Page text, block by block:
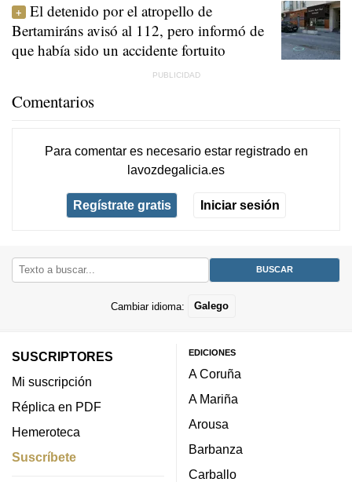
El detenido por el atropello de
Bertamiráns avisó al 112, pero informó de
que había sido un accidente fortuito
Comentarios
Para comentar es necesario estar registradoen
lavozdegalicia.es
Regístrate gratis Iniciar sesión
Cambiar idioma: Galego
SUSCRIPTORES
Mi suscripción
Réplica en PDF
Hemeroteca
Suscríbete
EDICIONES
A Coruña
A Mariña
Arousa
Barbanza
Carballo